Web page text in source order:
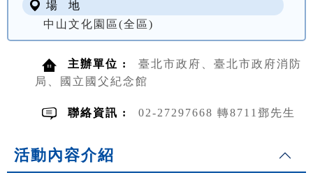
場 地
中山文化園區(全區)
主辦單位 :
臺北市政府、臺北市政府消防
局、國立國父紀念館
聯絡資訊 : 02-27297668 轉8711鄧先生
活動內容介紹